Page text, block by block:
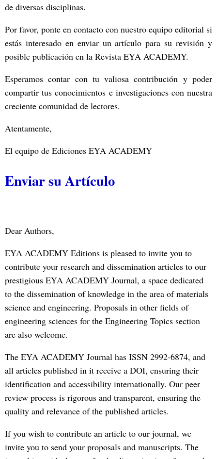
de diversas disciplinas.
Por favor, ponte en contacto con nuestro equipo editorial si
estás interesado en enviar un artículo para su revisión y
posible publicación en la Revista EYA ACADEMY.
Esperamos contar con tu valiosa contribución y poder
compartir tus conocimientos e investigaciones con nuestra
creciente comunidad de lectores.
Atentamente,
El equipo de Ediciones EYA ACADEMY
Enviar su Artículo
Dear Authors,
EYA ACADEMY Editions is pleased to invite you to
contribute your research and dissemination articles to our
prestigious EYA ACADEMY Journal, a space dedicated
to the dissemination of knowledge in the area of materials
science and engineering. Proposals in other fields of
engineering sciences for the Engineering Topics section
are also welcome.
The EYA ACADEMY Journal has ISSN 2992-6874, and
all articles published in it receive a DOI, ensuring their
identification and accessibility internationally. Our peer
review process is rigorous and transparent, ensuring the
quality and relevance of the published articles.
If you wish to contribute an article to our journal, we
invite you to send your proposals and manuscripts. The